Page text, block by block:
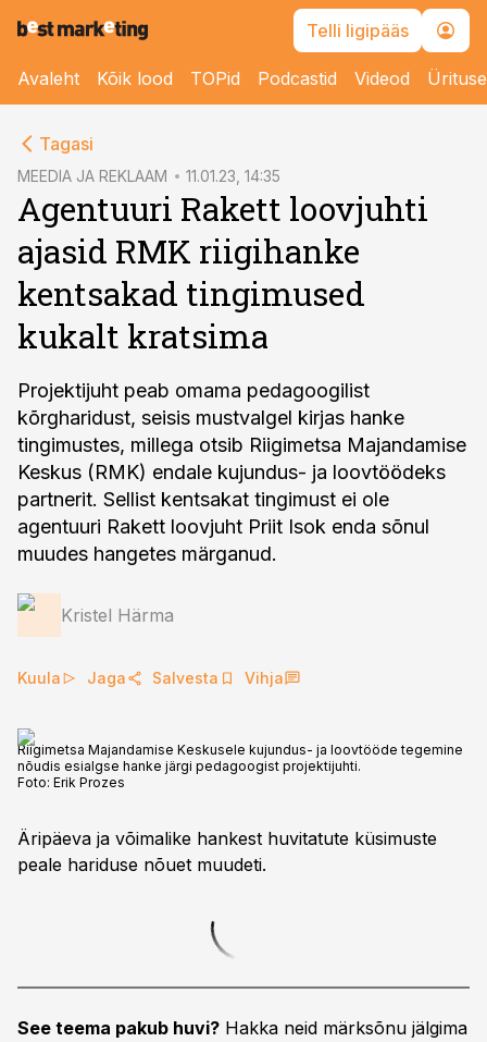
Telli ligipääs
Avaleht Kõik lood TOPid Podcastid Videod
Tagasi
MEEDIA JA REKLAAM 11.01.23, 14:35
Agentuuri Rakett loovjuhti
ajasid RMK riigihanke
kentsakad tingimused
kukalt kratsima
Projektijuht peab omama pedagoogilist
kõrgharidust, seisis mustvalgel kirjas hanke
tingimustes, millega otsib Riigimetsa Majandamise
Keskus (RMK) endale kujundus- ja loovtöödeks
partnerit. Sellist kentsakat tingimust ei ole
agentuuri Rakett loovjuht Priit Isok enda sõnul
muudes hangetes märganud.
Kristel Härma
Kuula Jaga Salvesta Vihja
Riigimetsa Majandamise Keskusele kujundus- ja loovtööde tegemine
nõudis esialgse hanke järgi pedagoogist projektijuhti.
Foto: Erik Prozes
Äripäeva ja võimalike hankest huvitatute küsimuste
peale hariduse nõuet muudeti.
See teema pakub huvi? Hakka neid märksõnu jälgima